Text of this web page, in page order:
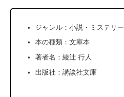
ジャンル：小説・ミステリー
本の種類：文庫本
著者名：綾辻 行人
出版社：講談社文庫